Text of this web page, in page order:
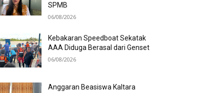
SPMB
06/08/2026
Kebakaran Speedboat Sekatak
AAA Diduga Berasal dari Genset
06/08/2026
Anggaran Beasiswa Kaltara